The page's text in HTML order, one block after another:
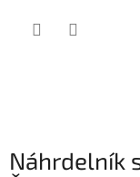
Náhrdelník